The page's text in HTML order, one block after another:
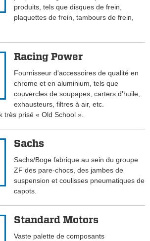
produits, tels que disques de frein,
plaquettes de frein, tambours de frein,
Racing Power
Fournisseur d'accessoires de qualité en
chrome et en aluminium, tels que
couvercles de soupapes, carters d'huile,
exhausteurs, filtres à air, etc.
très prisé « Old School ».
Sachs
Sachs/Boge fabrique au sein du groupe
ZF des pare-chocs, des jambes de
suspension et coulisses pneumatiques de
capots.
Standard Motors
Vaste palette de composants